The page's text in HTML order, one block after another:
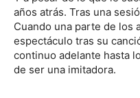
años atrás. Tras una
Cuando una parte de los
espectáculo tras su
continuo adelante hasta
de ser una imitadora.